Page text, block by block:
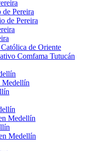
Pereira
de Pereira
de Oriente
Comfama Tutucán
Medellín
Medellín
Medellín